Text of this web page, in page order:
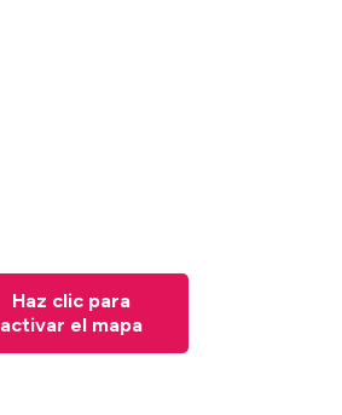
Haz clic para
activar el mapa